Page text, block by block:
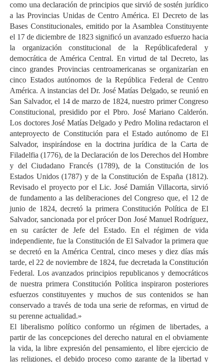
como una declaración de principios que sirvió de sostén jurídico
a las Provincias Unidas de Centro América. El Decreto de las
Bases Constitucionales, emitido por la Asamblea Constituyente
el 17 de diciembre de 1823 significó un avanzado esfuerzo hacia
la organización constitucional de la Repúblicafederal y
democrática de América Central. En virtud de tal Decreto, las
cinco grandes Provincias centroamericanas se organizarían en
cinco Estados autónomos de la República Federal de Centro
América. A instancias del Dr. José Matías Delgado, se reunió en
San Salvador, el 14 de marzo de 1824, nuestro primer Congreso
Constitucional, presidido por el Pbro. José Mariano Calderón.
Los doctores José Matías Delgado y Pedro Molina redactaron el
anteproyecto de Constitución para el Estado autónomo de El
Salvador, inspirándose en la doctrina jurídica de la Carta de
Filadelfia (1776), de la Declaración de los Derechos del Hombre
y del Ciudadano Francés (1789), de la Constitución de los
Estados Unidos (1787) y de la Constitución de España (1812).
Revisado el proyecto por el Lic. José Damián Villacorta, sirvió
de fundamento a las deliberaciones del Congreso que, el 12 de
junio de 1824, decretó la primera Constitución Política de El
Salvador, sancionada por el prócer Don José Manuel Rodríguez,
en su carácter de Jefe del Estado. En el régimen de vida
independiente, fue la Constitución de El Salvador la primera que
se decretó en la América Central, cinco meses y diez días más
tarde, el 22 de noviembre de 1824, fue decretada la Constitución
Federal. Los avanzados principios republicanos y democráticos
de nuestra primera Constitución Política inspiraron posteriores
esfuerzos constituyentes y muchos de sus contenidos se han
conservado a través de toda una serie de reformas, en virtud de
su perenne actualidad.»
El liberalismo político conformo un régimen de libertades, a
partir de las concepciones del derecho natural en el obviamente
la vida, la libre expresión del pensamiento, el libre ejercicio de
las religiones, el debido proceso como garante de la libertad y